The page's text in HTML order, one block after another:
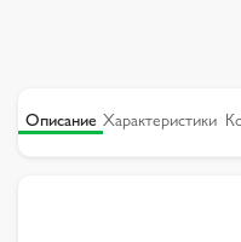
Описание Характеристики